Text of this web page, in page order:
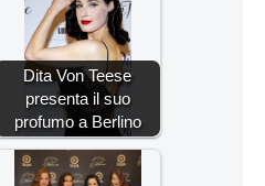
Dita Von Teese
presenta il suo
profumo a Berlino